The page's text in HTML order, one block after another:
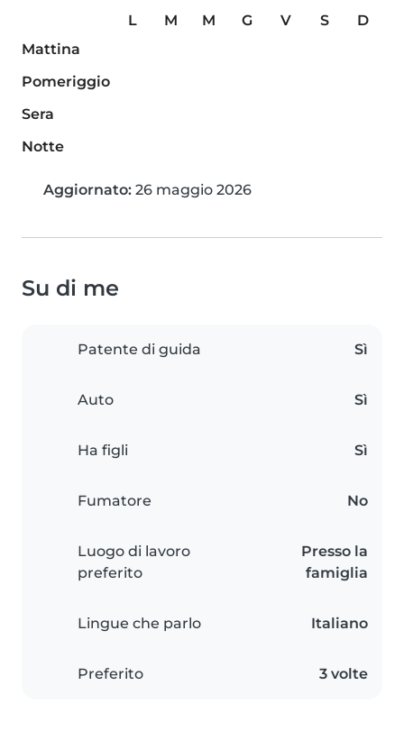
L M M G V S
D
Mattina
Pomeriggio
Sera
Notte
Aggiornato: 26 maggio 2026
Su di me
Patente di guida Sì
Auto Sì
Ha figli Sì
Fumatore No
Luogo di lavoro
preferito
Presso la
famiglia
Lingue che parlo Italiano
Preferito 3 volte